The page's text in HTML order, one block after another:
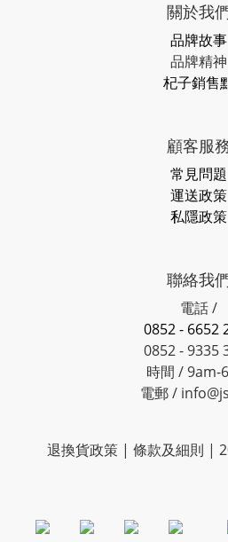
關於我
品牌故事
品牌精神
杞子銷售
顧客服
常見問題
運送政策
私隱政策
聯絡我
電話 /
0852 - 6652
0852 - 9335
時間 / 9am-
電郵 /
退換貨政策 | 條款及細則 |